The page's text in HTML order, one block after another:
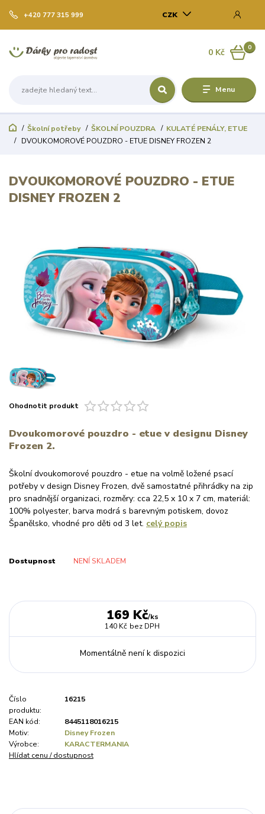
Menu
CZK
+420 777 315 999
0
0 Kč
Školní potřeby ŠKOLNÍ POUZDRA
KULATÉ PENÁLY, ETUE
DVOUKOMOROVÉ POUZDRO - ETUE DISNEY FROZEN 2
DVOUKOMOROVÉ POUZDRO - ETUE
DISNEY FROZEN 2
Ohodnotit produkt
Dvoukomorové pouzdro - etue v designu Disney
Frozen 2.
Školní dvoukomorové pouzdro - etue na volmě ložené psací
potřeby v design Disney Frozen, dvě samostatné přihrádky na zip
pro snadnější organizaci, rozměry: cca 22,5 x 10 x 7 cm, materiál:
100% polyester, barva modrá s barevným potiskem, dovoz
Španělsko, vhodné pro děti od 3 let. celý popis
Dostupnost NENÍ SKLADEM
169 Kč/ks
140 Kč bez DPH
Momentálně není k dispozici
Číslo
produktu:
16215
EAN kód:
8445118016215
Motiv:
Disney Frozen
Výrobce:
KARACTERMANIA
Hlídat cenu / dostupnost